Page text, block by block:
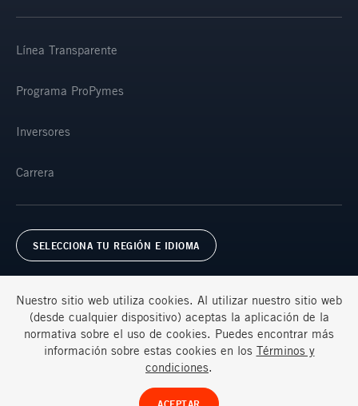
Línea Transparente
Programa ProPymes
Inversores
Carrera
SELECCIONA TU REGIÓN E IDIOMA
Términos y condiciones Preguntas frecuentes
Nuestro sitio web utiliza cookies. Al utilizar nuestro sitio web
(desde cualquier dispositivo) aceptas la aplicación de la
normativa sobre el uso de cookies. Puedes encontrar más
información sobre estas cookies en los Términos y
condiciones.